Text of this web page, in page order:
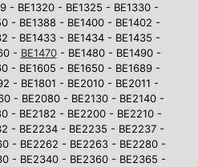
- BE1320 - BE1325 - BE1330 -
- BE1388 - BE1400 - BE1402 -
- BE1433 - BE1434 - BE1435 -
- BE1470- BE1480 - BE1490 -
- BE1605 - BE1650 - BE1689 -
- BE1801 - BE2010 - BE2011 -
- BE2080 - BE2130 - BE2140 -
- BE2182 - BE2200 - BE2210 -
- BE2234 - BE2235 - BE2237 -
- BE2262 - BE2263 - BE2280 -
- BE2340 - BE2360 - BE2365 -